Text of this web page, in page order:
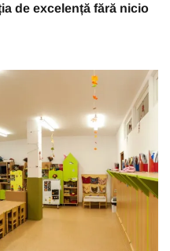
de excelență fără nicio